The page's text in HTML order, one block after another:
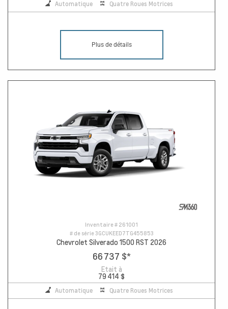
Automatique Quatre Roues Motrices
Plus de détails
Inventaire # 261001
# de série3GCUKEED7TG455853
Chevrolet Silverado 1500 RST 2026
66 737 $*
Etait à
79 414 $
Automatique Quatre Roues Motrices